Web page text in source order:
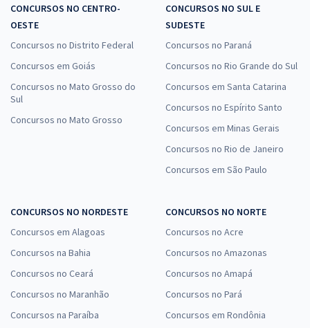
CONCURSOS NO CENTRO-
OESTE
Concursos no Distrito Federal
Concursos em Goiás
Concursos no Mato Grosso do
Sul
Concursos no Mato Grosso
CONCURSOS NO SUL E
SUDESTE
Concursos no Paraná
Concursos no Rio Grande do Sul
Concursos em Santa Catarina
Concursos no Espírito Santo
Concursos em Minas Gerais
Concursos no Rio de Janeiro
Concursos em São Paulo
CONCURSOS NO NORDESTE
Concursos em Alagoas
Concursos na Bahia
Concursos no Ceará
Concursos no Maranhão
Concursos na Paraíba
CONCURSOS NO NORTE
Concursos no Acre
Concursos no Amazonas
Concursos no Amapá
Concursos no Pará
Concursos em Rondônia